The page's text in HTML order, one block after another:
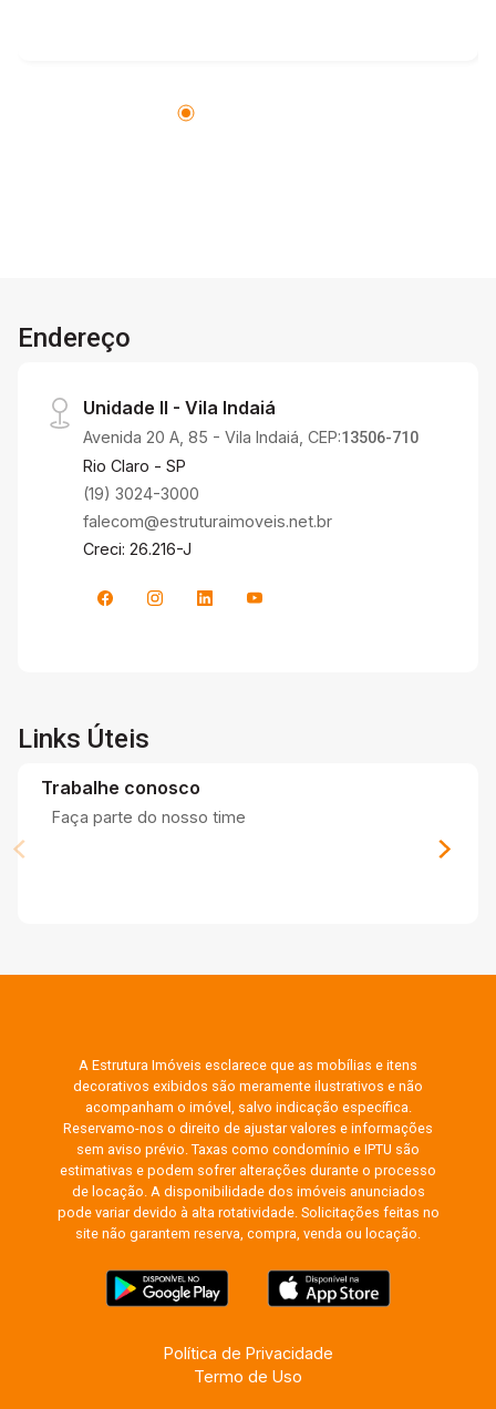
para garagem. Agende sua visita!
Endereço
Unidade II - Vila Indaiá
Avenida 20 A, 85 - Vila Indaiá, CEP:13506-710
Rio Claro - SP
(19) 3024-3000
falecom@estruturaimoveis.net.br
Creci: 26.216-J
Links Úteis
Trabalhe conosco
Faça parte do nosso time
A Estrutura Imóveis esclarece que as mobílias e itens
decorativos exibidos são meramente ilustrativos e não
acompanham o imóvel, salvo indicação específica.
Reservamo-nos o direito de ajustar valores e informações
sem aviso prévio. Taxas como condomínio e IPTU são
estimativas e podem sofrer alterações durante o processo
de locação. A disponibilidade dos imóveis anunciados
pode variar devido à alta rotatividade. Solicitações feitas no
site não garantem reserva, compra, venda ou locação.
Política de Privacidade
Termo de Uso